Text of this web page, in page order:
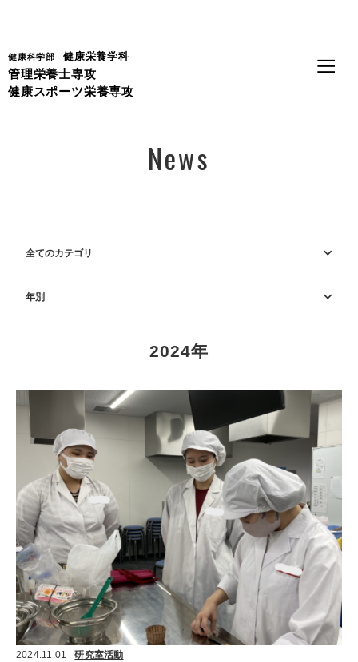
健康科学部 健康栄養学科
管理栄養士専攻
健康スポーツ栄養専攻
News
全てのカテゴリ
年別
2024年
2024.11.01 研究室活動